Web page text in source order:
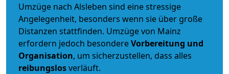
Umzüge nach Alsleben sind eine stressige
Angelegenheit, besonders wenn sie über große
Distanzen stattfinden. Umzüge von Mainz
erfordern jedoch besondereVorbereitung und
Organisation, um sicherzustellen, dass alles
reibungslosverläuft.